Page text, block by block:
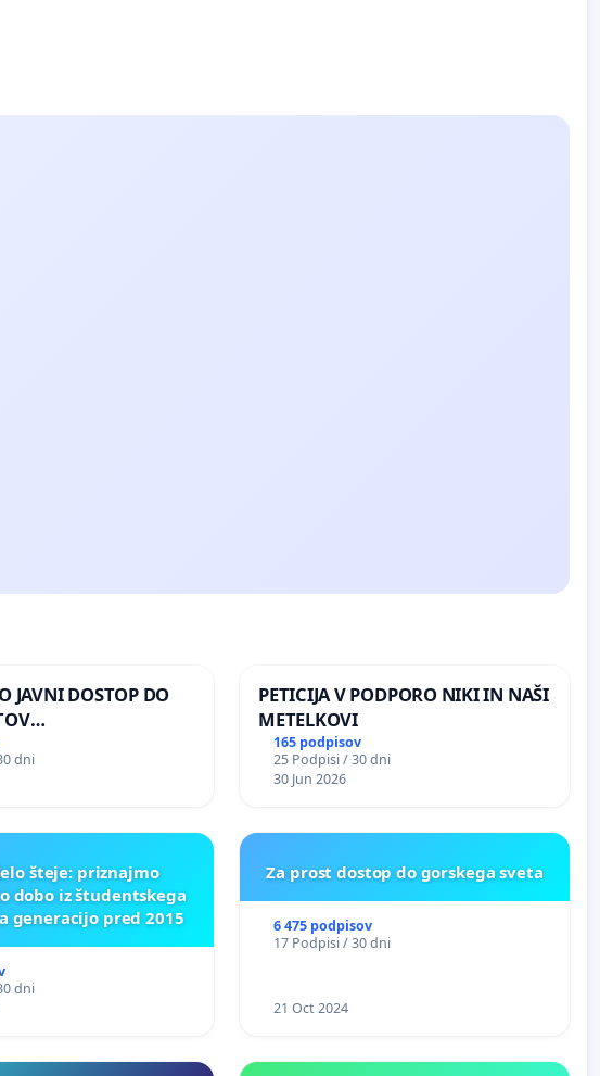
JAVNI DOSTOP DO
KOMISIJ O
Z OROŽJEM
dni
PETICIJA V PODPORO NIKI IN NAŠI
METELKOVI
165 podpisov
25 Podpisi / 30 dni
30 Jun 2026
šteje: priznajmo
dobo iz študentskega
generacijo pred 2015
dni
Za prost dostop do gorskega sveta
6 475 podpisov
17 Podpisi / 30 dni
21 Oct 2024